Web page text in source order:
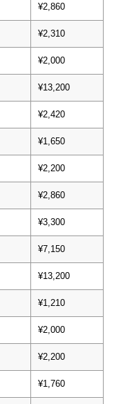
¥2,860
¥2,310
¥2,000
¥13,200
¥2,420
¥1,650
¥2,200
¥2,860
¥3,300
¥7,150
¥13,200
¥1,210
¥2,000
¥2,200
¥1,760